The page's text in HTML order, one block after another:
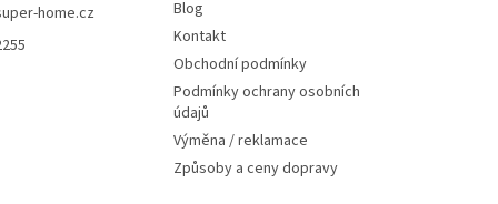
home.cz
Blog
Kontakt
Obchodní podmínky
Podmínky ochrany osobních
údajů
Výměna / reklamace
Způsoby a ceny dopravy